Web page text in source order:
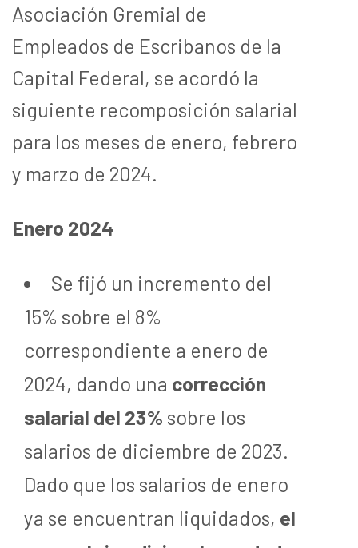
Asociación Gremial de
Empleados de Escribanos de la
Capital Federal, se acordó la
siguiente recomposición salarial
para los meses de enero, febrero
y marzo de 2024.
Enero 2024
Se fijó un incremento del
15% sobre el 8%
correspondiente a enero de
2024, dando una corrección
salarial del 23% sobre los
salarios de diciembre de 2023.
Dado que los salarios de enero
ya se encuentran liquidados, el